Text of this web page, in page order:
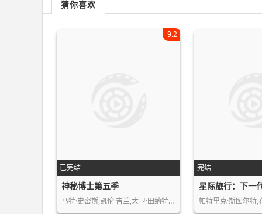
猜你喜欢
已完结
9.2
神秘博士第五季
马特·史密斯,凯伦·吉兰,大卫·田纳特…
完结
星际旅行：下一